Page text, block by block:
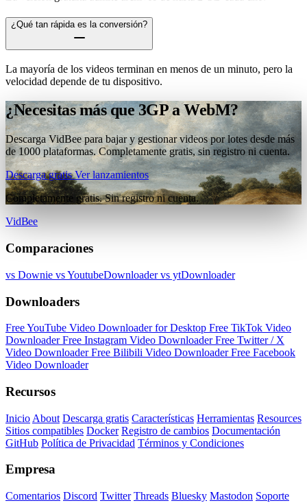
¿Qué tan rápida es la conversión?
La mayoría de los videos terminan en menos de un minuto, pero la
velocidad depende de tu dispositivo.
¿Necesitas más que 3GP a WebM?
Descarga VidBee para bajar y gestionar videos por lotes desde más
de 1000 plataformas. Completamente gratis, sin registro ni cuenta.
Descarga gratisVer lanzamientos
Completamente gratis. Sin registro ni cuenta.
VidBee
Comparaciones
vs Downie vs YoutubeDownloadervs ytDownloader
Downloaders
Free YouTube Video Downloader for Desktop Free TikTok Video
DownloaderFree Instagram Video DownloaderFree Twitter / X
Video DownloaderFree Bilibili Video DownloaderFree Facebook
Video Downloader
Recursos
Inicio About Descarga gratis Características Herramientas Resources
Sitios compatibles Docker Registro de cambios Documentación
GitHub Política de Privacidad Términos y Condiciones
Empresa
Comentarios Discord Twitter Threads Bluesky Mastodon Soporte